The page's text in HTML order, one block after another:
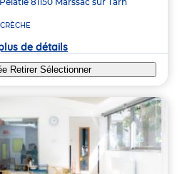
de détails
Retirer Sélectionner